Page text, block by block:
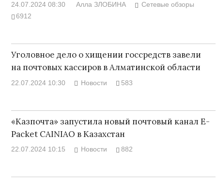
24.07.2024 08:30 Алла ЗЛОБИНА
Сетевые обзоры
6912
Уголовное дело о хищении госсредств завели
на почтовых кассиров в Алматинской области
22.07.2024 10:30 Новости 583
«Казпочта» запустила новый почтовый канал E-
Packet CAINIAO в Казахстан
22.07.2024 10:15 Новости 882